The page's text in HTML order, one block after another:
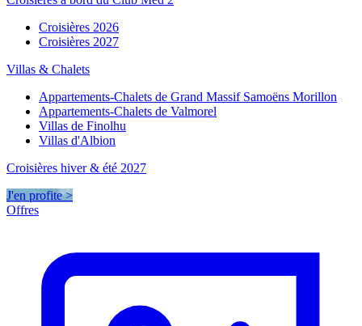
Croisières 2026
Croisières 2027
Villas & Chalets
Appartements-Chalets de Grand Massif Samoëns Morillon
Appartements-Chalets de Valmorel
Villas de Finolhu
Villas d'Albion
Croisières hiver & été 2027
J'en profite >
Offres